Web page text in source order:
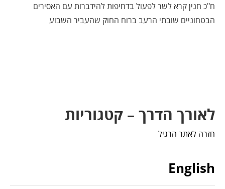
ח"כ חנין קרא לשר לפעול בדחיפות להידברות עם האסירים
הבטחוניים שובתי הרעב ברוח החוק שהעביר השבוע
לאורך הדרך – קטגוריות
חזרה לאתר הרגיל
English